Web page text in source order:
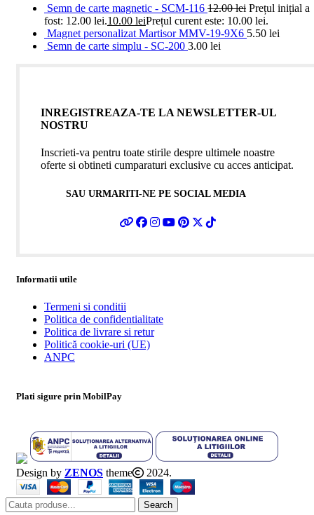
Semn de carte magnetic - SCM-116 12.00lei Prețul inițial a
fost: 12.00 lei.10.00 leiPrețul curent este: 10.00 lei.
Magnet personalizat Martisor MMV-19-9X6 5.50 lei
Semn de carte simplu - SC-200 3.00 lei
INREGISTREAZA-TE LA NEWSLETTER-UL
NOSTRU
Inscrieti-va pentru toate stirile despre ultimele noastre
oferte si obtineti cumparaturi exclusive cu acces anticipat.
SAU URMARITI-NE PE SOCIAL MEDIA
Informatii utile
Termeni si conditii
Politica de confidentialitate
Politica de livrare si retur
Politică cookie-uri (UE)
ANPC
Plati sigure prin MobilPay
Design by ZENOS theme 2024.
Search